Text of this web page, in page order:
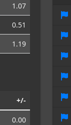
1.07
0.51
1.19
+/-
0.00